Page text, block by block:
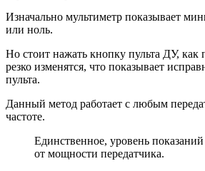
Изначально мультиметр показывает
или ноль.
Но стоит нажать кнопку пульта ДУ, как
резко изменятся, что показывает
пульта.
Данный метод работает с любым
частоте.
Единственное, уровень показаний
от мощности передатчика.